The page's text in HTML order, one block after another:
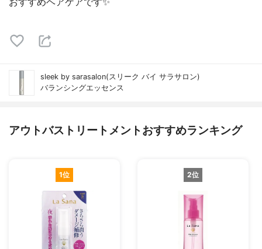
sleek by sarasalon(スリーク バイ サラサロン)
バランシングエッセンス
アウトバストリートメントおすすめランキング
1位 2位